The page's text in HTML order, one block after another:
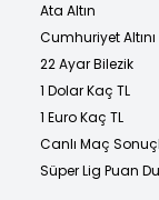
Ata Altın
Cumhuriyet Altını
22 Ayar Bilezik
1 Dolar Kaç TL
1 Euro Kaç TL
Canlı Maç
Süper Lig Puan